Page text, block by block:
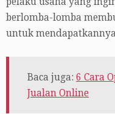
berlomba-lomba
untuk
Baca juga: 6 Cara
Jualan Online